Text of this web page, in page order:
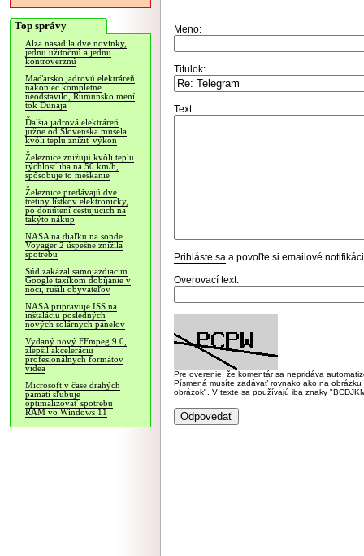
Top správy
Alza nasadila dve novinky,
jednu užitočnú a jednu
kontroverznú
Maďarsko jadrovú elektráreň
nakoniec kompletne
neodstavilo, Rumunsko mení
tok Dunaja
Ďalšia jadrová elektráreň
južne od Slovenska musela
kvôli teplu znížiť výkon
Železnice znižujú kvôli teplu
rýchlosť iba na 50 km/h,
spôsobuje to meškanie
Železnice predávajú dve
tretiny lístkov elektronicky,
po donútení cestujúcich na
takýto nákup
NASA na diaľku na sonde
Voyager 2 úspešne znížila
spotrebu
Súd zakázal samojazdiacim
Google taxíkom dobíjanie v
noci, rušili obyvateľov
NASA pripravuje ISS na
inštaláciu posledných
nových solárnych panelov
Vydaný nový FFmpeg 9.0,
zlepšil akceleráciu
profesionálnych formátov
videa
Microsoft v čase drahých
pamätí sľubuje
optimalizovať spotrebu
RAM vo Windows 11
Meno:
Titulok:
Text:
Prihláste sa a povoľte si emailové
Overovací text:
Pre overenie, že komentár sa nepridáva
Písmená musíte zadávať rovnako ako na
obrázok". V texte sa používajú iba znaky